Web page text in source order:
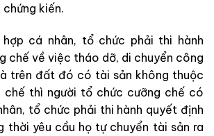
kiến.
cá nhân, tổ chức phải thi hành
chế về việc tháo dỡ, di chuyển công
trên đất đó có tài sản không thuộc
chế thì người tổ chức cưỡng chế có
tổ chức phải thi hành quyết định
thời yêu cầu họ tự chuyển tài sản ra